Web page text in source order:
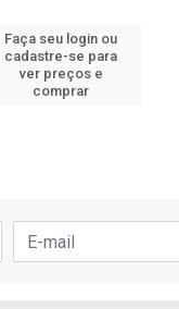
Faça seu login ou
cadastre-se para
ver preços e
comprar